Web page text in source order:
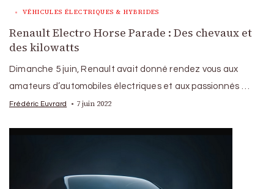
VÉHICULES ÉLECTRIQUES & HYBRIDES
Renault Electro Horse Parade : Des chevaux et
des kilowatts
Dimanche 5 juin, Renault avait donné rendez vous aux
amateurs d’automobiles électriques et aux passionnés …
Frédéric Euvrard 7 juin 2022